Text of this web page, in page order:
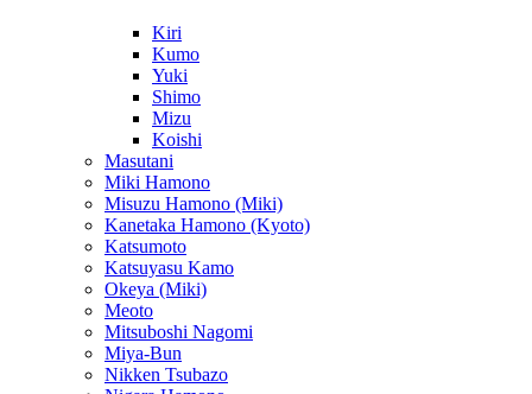
Kiri
Kumo
Yuki
Shimo
Mizu
Koishi
Masutani
Miki Hamono
Misuzu Hamono (Miki)
Kanetaka Hamono (Kyoto)
Katsumoto
Katsuyasu Kamo
Okeya (Miki)
Meoto
Mitsuboshi Nagomi
Miya-Bun
Nikken Tsubazo